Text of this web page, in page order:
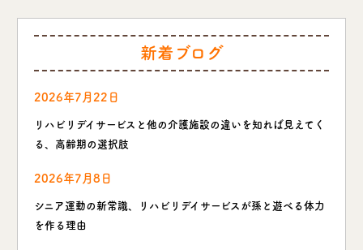
新着ブログ
2026年7月22日
リハビリデイサービスと他の介護施設の違いを知れば見えてく
る、高齢期の選択肢
2026年7月8日
シニア運動の新常識、リハビリデイサービスが孫と遊べる体力
を作る理由